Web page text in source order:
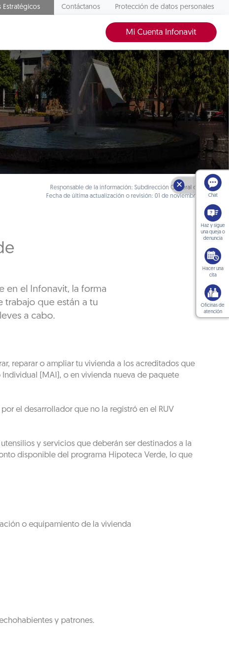
Estratégicos Contáctanos Protección de datos personales
Mi Cuenta Infonavit
Responsable de la información: Subdirección General de Crédito
Fecha de última actualización o revisión: 01 de noviembre de 2024
en el Infonavit, la forma
trabajo que están a tu
a cabo.
reparar o ampliar tu vivienda a los acreditados que
(MAI), o en vivienda nueva de paquete
el desarrollador que no la registró en el RUV
y servicios que deberán ser destinados a la
disponible del programa Hipoteca Verde, lo que
o equipamiento de la vivienda
y patrones.
🗙
Chat
Haz y sigue
una queja o
denuncia
Hacer una
cita
Oficinas de
atención